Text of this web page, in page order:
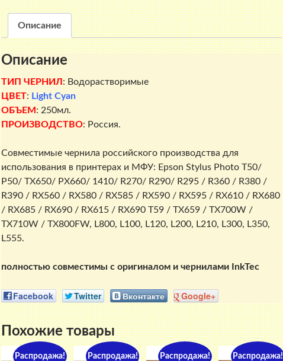
Описание
Описание
ТИП ЧЕРНИЛ : Водорастворимые
ЦВЕТ: Light Cyan
ОБЪЕМ : 250мл.
ПРОИЗВОДСТВО: Россия.
Совместимые чернила российского производства для
использования в принтерах и МФУ: Epson Stylus Photo T50/
P50/ TX650/ PX660/ 1410/ R270/ R290/ R295 / R360 / R380 /
R390 / RX560 / RX580 / RX585 / RX590 / RX595 / RX610 / RX680
/ RX685 / RX690 / RX615 / RX690 T59 / TX659 / TX700W /
TX710W / TX800FW, L800, L100, L120, L200, L210, L300, L350,
L555.
полностью совместимы с оригиналом и чернилами InkTec
Facebook Twitter Вконтакте Google+
Похожие товары
Распродажа! Распродажа! Распродажа! Распродажа!